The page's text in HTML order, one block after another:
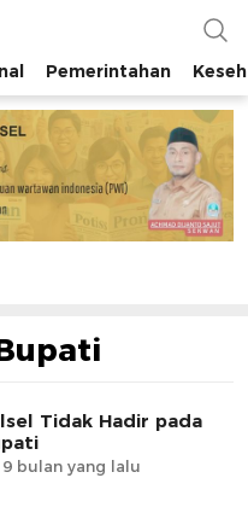
Pemerintahan
Tidak Hadir pada
9 bulan yang lalu